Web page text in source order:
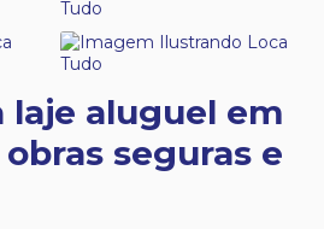
laje aluguel em
obras seguras e